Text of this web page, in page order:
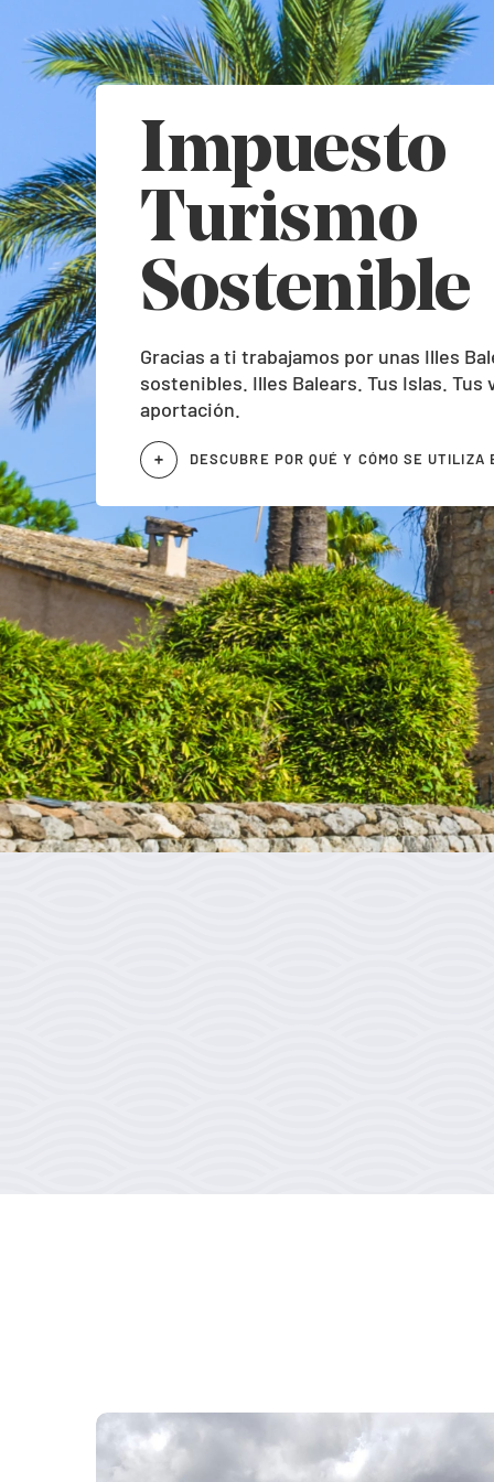
Impuesto
Turismo
Sostenible
Gracias a ti trabajamos por unas Illes
sostenibles. Illes Balears. Tus Islas. Tus
aportación.
DESCUBRE POR QUÉ Y CÓMO SE UTILIZA